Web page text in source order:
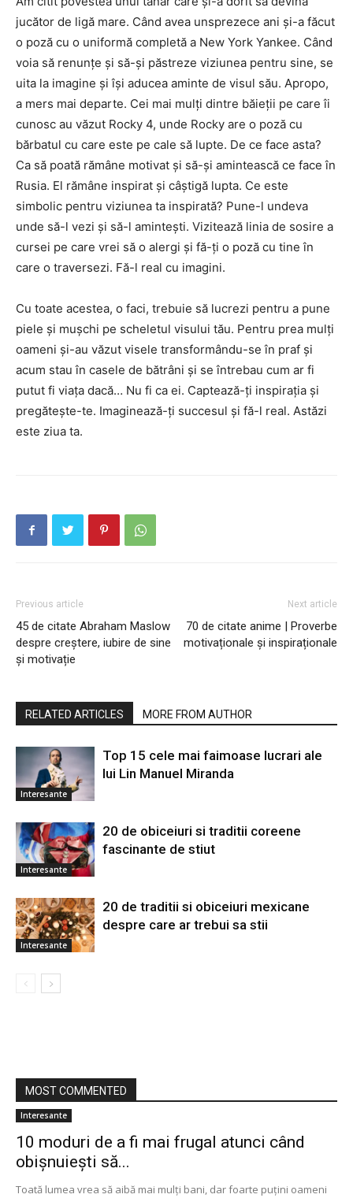
jucător de ligă mare. Când avea unsprezece ani și-a făcut
o poză cu o uniformă completă a New York Yankee. Când
voia să renunțe și să-și păstreze viziunea pentru sine, se
uita la imagine și își aducea aminte de visul său. Apropo,
a mers mai departe. Cei mai mulți dintre băieții pe care îi
cunosc au văzut Rocky 4, unde Rocky are o poză cu
bărbatul cu care este pe cale să lupte. De ce face asta?
Ca să poată rămâne motivat și să-și amintească ce face în
Rusia. El rămâne inspirat și câștigă lupta. Ce este
simbolic pentru viziunea ta inspirată? Pune-l undeva
unde să-l vezi și să-l amintești. Vizitează linia de sosire a
cursei pe care vrei să o alergi și fă-ți o poză cu tine în
care o traversezi. Fă-l real cu imagini.
Cu toate acestea, o faci, trebuie să lucrezi pentru a pune
piele și mușchi pe scheletul visului tău. Pentru prea mulți
oameni și-au văzut visele transformându-se în praf și
acum stau în casele de bătrâni și se întrebau cum ar fi
putut fi viața dacă… Nu fi ca ei. Captează-ți inspirația și
pregătește-te. Imaginează-ți succesul și fă-l real. Astăzi
este ziua ta.
Previous article
45 de citate Abraham Maslow
despre creștere, iubire de sine
și motivație
Next article
70 de citate anime | Proverbe
motivaționale și inspiraționale
RELATED ARTICLES MORE FROM AUTHOR
Interesante
Top 15 cele mai faimoase lucrari ale
lui Lin Manuel Miranda
Interesante
20 de obiceiuri si traditii coreene
fascinante de stiut
Interesante
20 de traditii si obiceiuri mexicane
despre care ar trebui sa stii
MOST COMMENTED
Interesante
10 moduri de a fi mai frugal atunci când
obișnuiești să...
Toată lumea vrea să aibă mai mulți bani, dar foarte puțini oameni